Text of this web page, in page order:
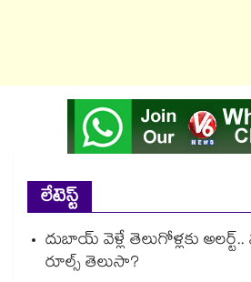
లేటెస్ట్
దుబాయ్ వెళ్లే తెలుగోళ్లకు
రూల్స్ తెలుసా?